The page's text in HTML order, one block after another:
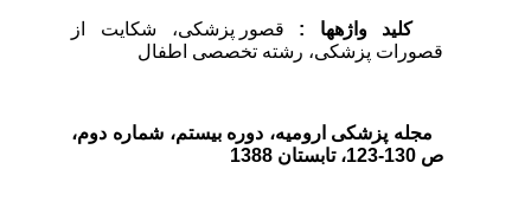
کلید واژه­ها : قصور پزشکی، شکایت از
قصورات پزشکی، رشته تخصصی اطفال
مجله پزشکی ارومیه، دوره بیستم، شماره‌ دوم،
ص 130-123، تابستان 1388